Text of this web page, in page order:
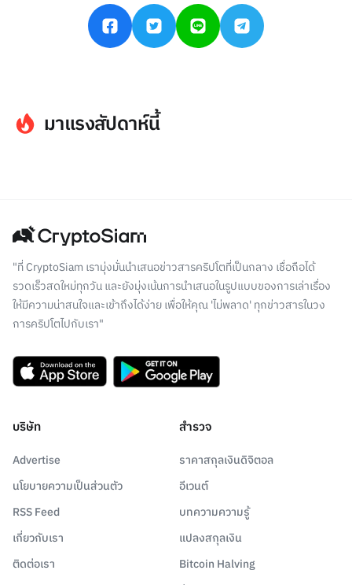
มาแรงสัปดาห์นี้
"ที่ CryptoSiam เรามุ่งมั่นนำเสนอข่าวสารคริปโตที่เป็นกลาง เชื่อถือได้
รวดเร็วสดใหม่ทุกวัน และยังมุ่งเน้นการนำเสนอในรูปแบบของการเล่าเรื่อง
ให้มีความน่าสนใจและเข้าถึงได้ง่าย เพื่อให้คุณ 'ไม่พลาด' ทุกข่าวสารในวง
การคริปโตไปกับเรา"
บริษัท
Advertise
นโยบายความเป็นส่วนตัว
RSS Feed
เกี่ยวกับเรา
ติดต่อเรา
สำรวจ
ราคาสกุลเงินดิจิตอล
อีเวนต์
บทความความรู้
แปลงสกุลเงิน
Bitcoin Halving